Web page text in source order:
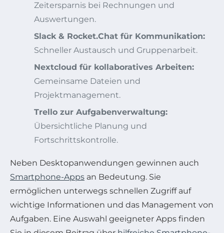
Zeitersparnis bei Rechnungen und
Auswertungen.
Slack & Rocket.Chat für Kommunikation:
Schneller Austausch und Gruppenarbeit.
Nextcloud für kollaboratives Arbeiten:
Gemeinsame Dateien und
Projektmanagement.
Trello zur Aufgabenverwaltung:
Übersichtliche Planung und
Fortschrittskontrolle.
Neben Desktopanwendungen gewinnen auch
Smartphone-Apps an Bedeutung. Sie
ermöglichen unterwegs schnellen Zugriff auf
wichtige Informationen und das Management von
Aufgaben. Eine Auswahl geeigneter Apps finden